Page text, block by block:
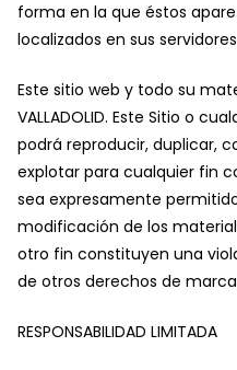
forma en la que éstos
localizados en sus
Este sitio web y todo su
VALLADOLID. Este Sitio o
podrá reproducir, duplicar,
explotar para cualquier fin
sea expresamente permitido
modificación de los
otro fin constituyen una
de otros derechos de
RESPONSABILIDAD LIMITADA